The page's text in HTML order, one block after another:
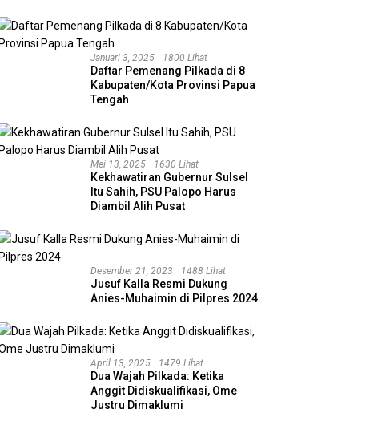
Januari 3, 2025 1800 Lihat
Daftar Pemenang Pilkada di 8
Kabupaten/Kota Provinsi Papua
Tengah
Mei 13, 2025 1630 Lihat
Kekhawatiran Gubernur Sulsel
Itu Sahih, PSU Palopo Harus
Diambil Alih Pusat
Desember 21, 2023 1488 Lihat
Jusuf Kalla Resmi Dukung
Anies-Muhaimin di Pilpres 2024
April 13, 2025 1479 Lihat
Dua Wajah Pilkada: Ketika
Anggit Didiskualifikasi, Ome
Justru Dimaklumi